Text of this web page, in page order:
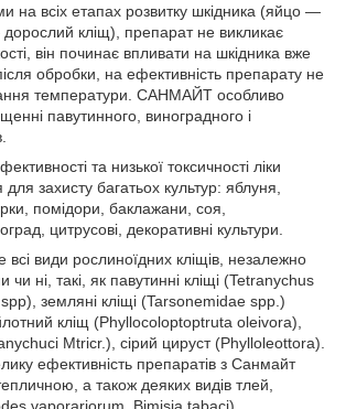
на всіх етапах розвитку шкідника (яйцо —
кліщ), препарат не викликає
він починає впливати на шкідника вже
обробки, на ефективність препарату не
температури. САНМАЙТ особливо
павутинного, виноградного і
та низької токсичності ліки
захисту багатьох культур: яблуня,
помідори, баклажани, соя,
цитрусові, декоративні культури.
види рослиноїдних кліщів, незалежно
чи ні, такі, як павутинні кліщі (Tetranychus
земляні кліщі (Tarsonemidae spp.)
кліщ (Phyllocoloptoptruta oleivora),
Mtricr.), сірий цируст (Phylloleottora).
ефективність препаратів з Санмайт
а також деяких видів тлей,
vaporariorum, Bimisia tabaci).